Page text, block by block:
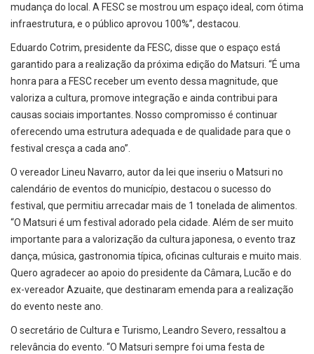
mudança do local. A FESC se mostrou um espaço ideal, com ótima
infraestrutura, e o público aprovou 100%”, destacou.
Eduardo Cotrim, presidente da FESC, disse que o espaço está
garantido para a realização da próxima edição do Matsuri. “É uma
honra para a FESC receber um evento dessa magnitude, que
valoriza a cultura, promove integração e ainda contribui para
causas sociais importantes. Nosso compromisso é continuar
oferecendo uma estrutura adequada e de qualidade para que o
festival cresça a cada ano”.
O vereador Lineu Navarro, autor da lei que inseriu o Matsuri no
calendário de eventos do município, destacou o sucesso do
festival, que permitiu arrecadar mais de 1 tonelada de alimentos.
“O Matsuri é um festival adorado pela cidade. Além de ser muito
importante para a valorização da cultura japonesa, o evento traz
dança, música, gastronomia típica, oficinas culturais e muito mais.
Quero agradecer ao apoio do presidente da Câmara, Lucão e do
ex-vereador Azuaite, que destinaram emenda para a realização
do evento neste ano.
O secretário de Cultura e Turismo, Leandro Severo, ressaltou a
relevância do evento. “O Matsuri sempre foi uma festa de